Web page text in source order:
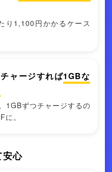
り1,100円かかるケース
ャージすれば1GBな
1GBずつチャージするの
。
安⼼